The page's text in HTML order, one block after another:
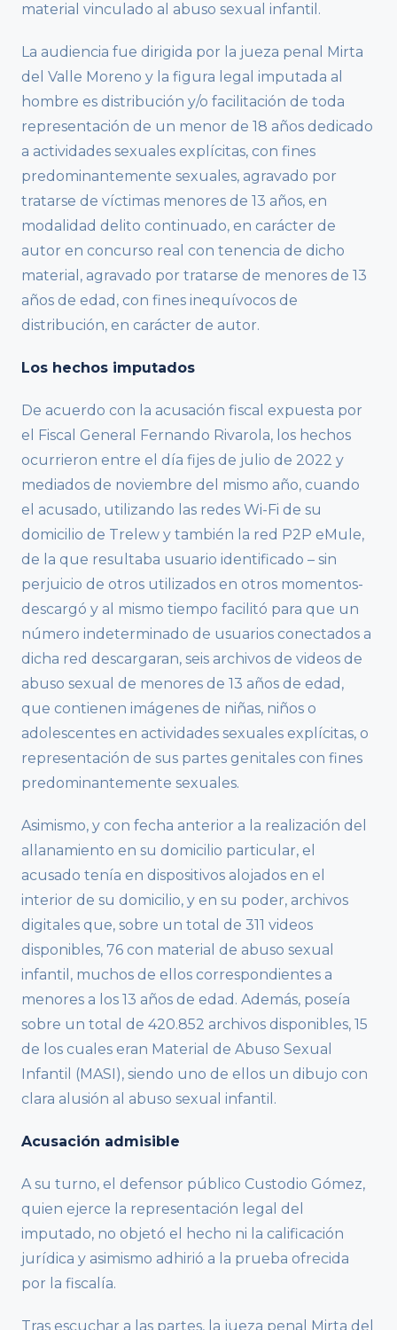
material vinculado al abuso sexual infantil.
La audiencia fue dirigida por la jueza penal Mirta
del Valle Moreno y la figura legal imputada al
hombre es distribución y/o facilitación de toda
representación de un menor de 18 años dedicado
a actividades sexuales explícitas, con fines
predominantemente sexuales, agravado por
tratarse de víctimas menores de 13 años, en
modalidad delito continuado, en carácter de
autor en concurso real con tenencia de dicho
material, agravado por tratarse de menores de 13
años de edad, con fines inequívocos de
distribución, en carácter de autor.
Los hechos imputados
De acuerdo con la acusación fiscal expuesta por
el Fiscal General Fernando Rivarola, los hechos
ocurrieron entre el día fijes de julio de 2022 y
mediados de noviembre del mismo año, cuando
el acusado, utilizando las redes Wi-Fi de su
domicilio de Trelew y también la red P2P eMule,
de la que resultaba usuario identificado – sin
perjuicio de otros utilizados en otros momentos-
descargó y al mismo tiempo facilitó para que un
número indeterminado de usuarios conectados a
dicha red descargaran, seis archivos de videos de
abuso sexual de menores de 13 años de edad,
que contienen imágenes de niñas, niños o
adolescentes en actividades sexuales explícitas, o
representación de sus partes genitales con fines
predominantemente sexuales.
Asimismo, y con fecha anterior a la realización del
allanamiento en su domicilio particular, el
acusado tenía en dispositivos alojados en el
interior de su domicilio, y en su poder, archivos
digitales que, sobre un total de 311 videos
disponibles, 76 con material de abuso sexual
infantil, muchos de ellos correspondientes a
menores a los 13 años de edad. Además, poseía
sobre un total de 420.852 archivos disponibles, 15
de los cuales eran Material de Abuso Sexual
Infantil (MASI), siendo uno de ellos un dibujo con
clara alusión al abuso sexual infantil.
Acusación admisible
A su turno, el defensor público Custodio Gómez,
quien ejerce la representación legal del
imputado, no objetó el hecho ni la calificación
jurídica y asimismo adhirió a la prueba ofrecida
por la fiscalía.
Tras escuchar a las partes, la jueza penal Mirta del